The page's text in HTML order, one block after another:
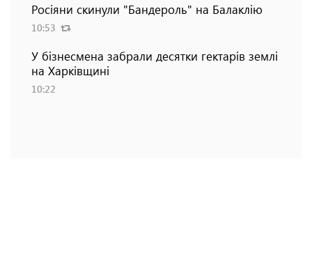
Росіяни скинули "Бандероль" на Балаклію
10:53
У бізнесмена забрали десятки гектарів землі
на Харківщині
10:22